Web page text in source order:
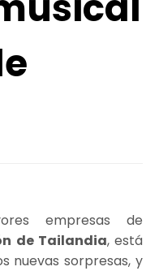
empresas de
de Tailandia, está
nuevas sorpresas, y